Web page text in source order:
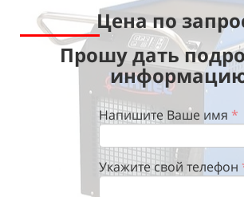
Цена по
Прошу дать
Напишите Ваше имя *
Укажите свой телефон